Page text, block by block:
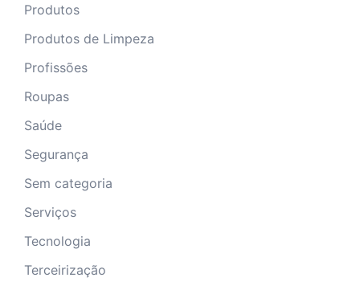
Produtos
Produtos de Limpeza
Profissões
Roupas
Saúde
Segurança
Sem categoria
Serviços
Tecnologia
Terceirização